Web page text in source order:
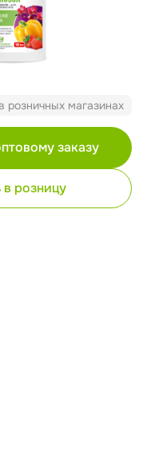
мл
в розничных магазинах
заказу
в розницу